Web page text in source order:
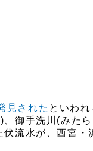
見された といわ
御手洗川(みた
流水が、西宮・